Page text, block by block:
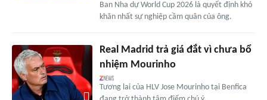
Ban Nha dự World Cup 2026 là quyết định khó
khăn nhất sự nghiệp cầm quân của ông.
Real Madrid trả giá đắt vì chưa bổ
nhiệm Mourinho
Tương lai của HLV Jose Mourinho tại Benfica